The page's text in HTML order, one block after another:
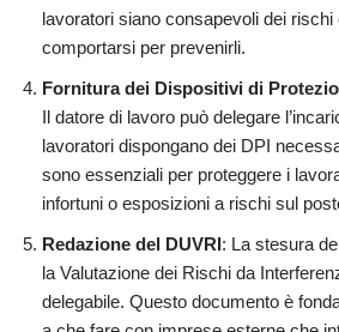
lavoratori siano consapevoli dei
comportarsi per prevenirli.
Fornitura dei Dispositivi di
Il datore di lavoro può delegare
lavoratori dispongano dei DPI
sono essenziali per proteggere i
infortuni o esposizioni a rischi sul
Redazione del DUVRI: La stesura
la Valutazione dei Rischi da
delegabile. Questo documento è